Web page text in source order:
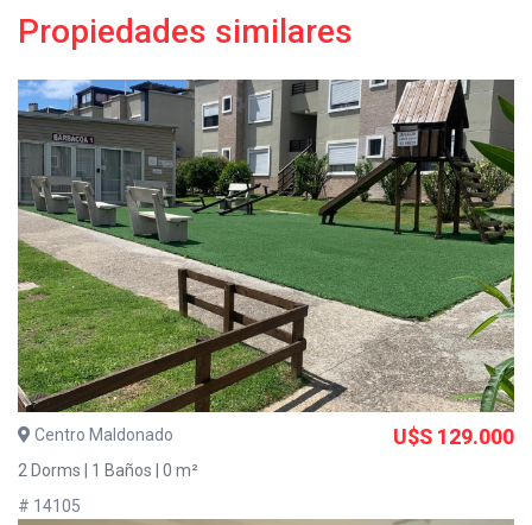
Propiedades similares
Centro Maldonado U$S 129.000
2 Dorms | 1 Baños | 0 m²
# 14105